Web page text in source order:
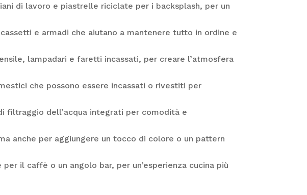
di lavoro e piastrelle riciclate per i backsplash, per un
e armadi che aiutano a mantenere tutto in ordine e
lampadari e faretti incassati, per creare l’atmosfera
che possono essere incassati o rivestiti per
filtraggio dell’acqua integrati per comodità e
anche per aggiungere un tocco di colore o un pattern
il caffè o un angolo bar, per un’esperienza cucina più